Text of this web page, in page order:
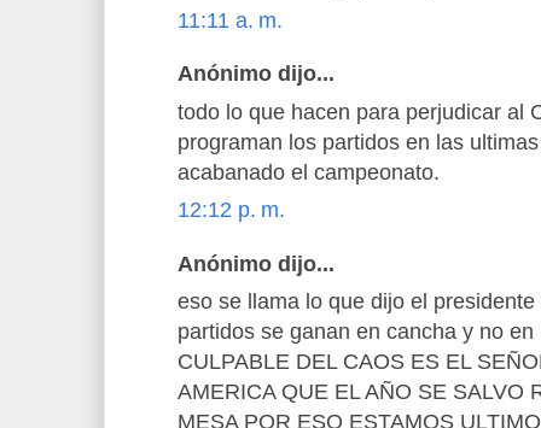
11:11 a. m.
Anónimo dijo...
todo lo que hacen para perjudicar al
programan los partidos en las
acabanado el campeonato.
12:12 p. m.
Anónimo dijo...
eso se llama lo que dijo el
partidos se ganan en cancha y no en
CULPABLE DEL CAOS ES EL
AMERICA QUE EL AÑO SE SALVO
MESA POR ESO ESTAMOS